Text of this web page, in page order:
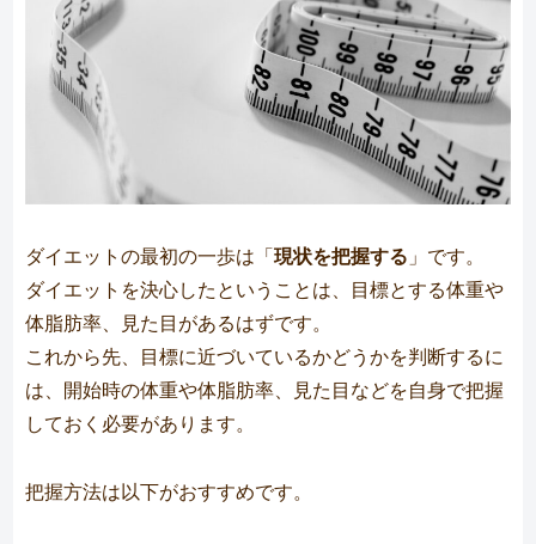
ダイエットの最初の一歩は「現状を把握する 」です。
ダイエットを決心したということは、目標とする体重や
体脂肪率、見た目があるはずです。
これから先、目標に近づいているかどうかを判断するに
は、開始時の体重や体脂肪率、見た目などを自身で把握
しておく必要があります。
把握方法は以下がおすすめです。